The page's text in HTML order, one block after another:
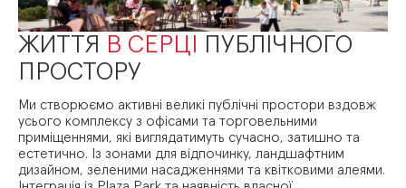
ЖИТТЯ В СЕРЦІ
ПУБЛІЧНОГО
ПРОСТОРУ
Ми створюємо активні великі публічні простори вздовж
усього комплексу з офісами та торговельними
приміщеннями, які виглядатимуть сучасно, затишно та
естетично. Із зонами для відпочинку, ландшафтним
дизайном, зеленими насадженнями та квітковими алеями.